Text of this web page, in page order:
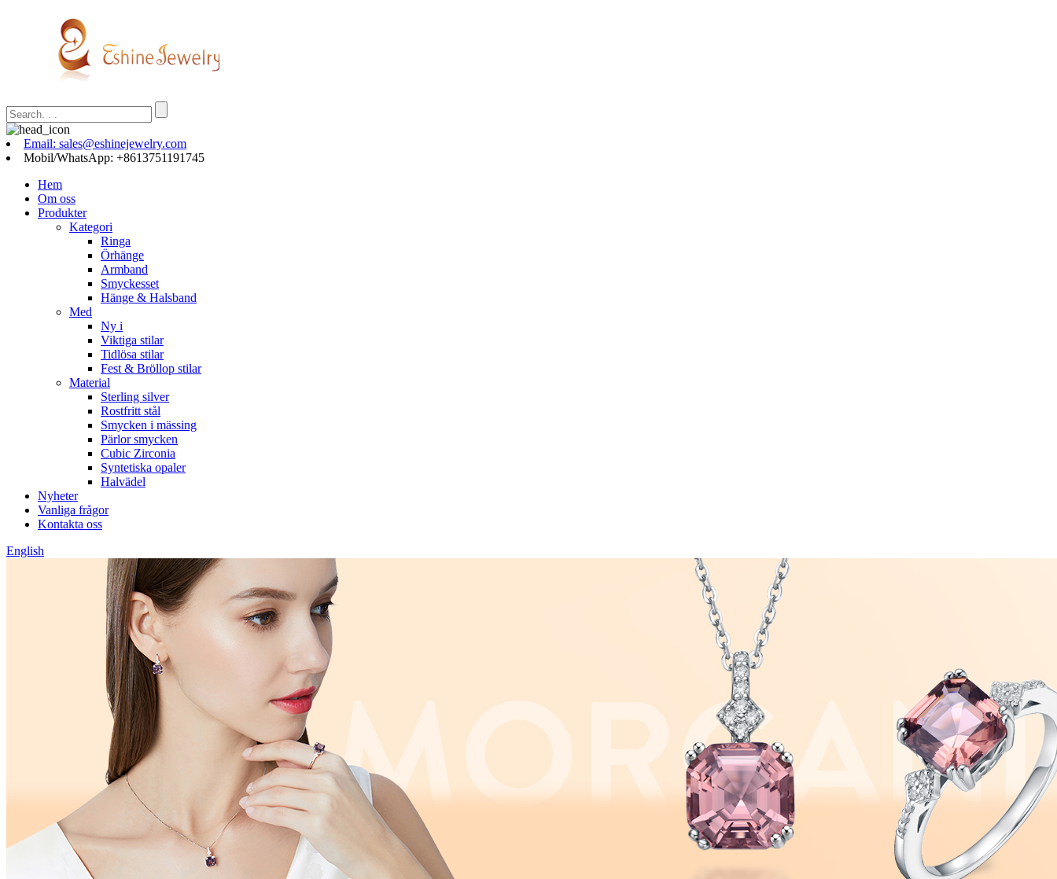
Email: sales@eshinejewelry.com
Mobil/WhatsApp: +8613751191745
Hem
Om oss
Produkter
Kategori
Ringa
Örhänge
Armband
Smyckesset
Hänge & Halsband
Med
Ny i
Viktiga stilar
Tidlösa stilar
Fest & Bröllop stilar
Material
Sterling silver
Rostfritt stål
Smycken i mässing
Pärlor smycken
Cubic Zirconia
Syntetiska opaler
Halvädel
Nyheter
Vanliga frågor
Kontakta oss
English